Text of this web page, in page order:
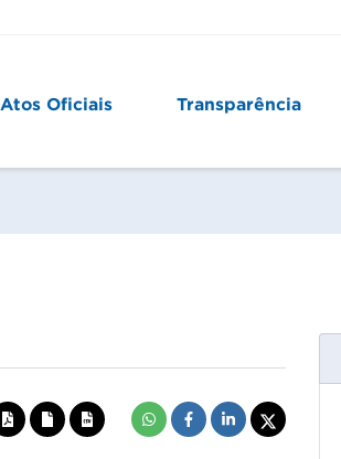
Atos Oficiais Transparência